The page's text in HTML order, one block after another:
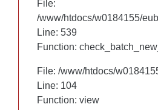
File:
/www/htdocs/w0184155/
Line: 460
Function:
File: /www/htdocs/
Line: 104
Function: view
File:
/www/htdocs/w0184155/
Line: 539
Function:
File: /www/htdocs/
Line: 104
Function: view